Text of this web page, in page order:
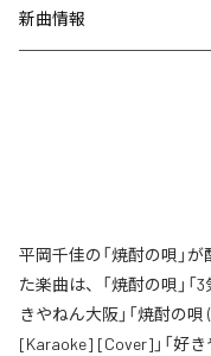
新曲情報
平岡千佳の「焼酎の唄」
た楽曲は、「焼酎の唄」
きやねん大阪」「焼酎の
[Karaoke] [Cover]」「好